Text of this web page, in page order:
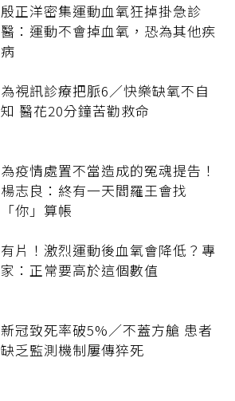
殷正洋密集運動血氧狂掉掛急診
醫：運動不會掉血氧，恐為其他疾
病
為視訊診療把脈6／快樂缺氧不自
知 醫花20分鐘苦勸救命
為疫情處置不當造成的冤魂提告！
楊志良：終有一天閻羅王會找
「你」算帳
有片！激烈運動後血氧會降低？專
家：正常要高於這個數值
新冠致死率破5%／不蓋方艙 患者
缺乏監測機制屢傳猝死